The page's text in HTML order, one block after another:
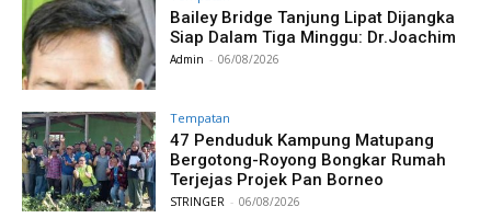
Bailey Bridge Tanjung Lipat Dijangka
Siap Dalam Tiga Minggu: Dr.Joachim
Admin - 06/08/2026
Tempatan
47 Penduduk Kampung Matupang
Bergotong-Royong Bongkar Rumah
Terjejas Projek Pan Borneo
STRINGER - 06/08/2026